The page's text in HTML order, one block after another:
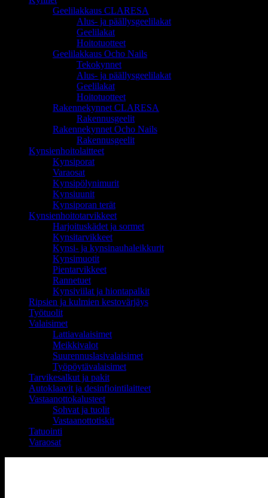
Geelilakkaus CLARESA
Alus- ja päällysgeelilakat
Geelilakat
Hoitotuotteet
Geelilakkaus Ocho Nails
Tekokynnet
Alus- ja päällysgeelilakat
Geelilakat
Hoitotuotteet
Rakennekynnet CLARESA
Rakennusgeelit
Rakennekynnet Ocho Nails
Rakennusgeelit
Kynsienhoitolaitteet
Kynsiporat
Varaosat
Kynsipölynimurit
Kynsiuunit
Kynsiporan terät
Kynsienhoitotarvikkeet
Harjoituskädet ja sormet
Kynsitarvikkeet
Kynsi- ja kynsinauhaleikkurit
Kynsimuotit
Pientarvikkeet
Rannetuet
Kynsiviilat ja hiontapalkit
Ripsien ja kulmien kestovärjäys
Työtuolit
Valaisimet
Lattiavalaisimet
Meikkivalot
Suurennuslasivalaisimet
Työpöytävalaisimet
Tarvikesalkut ja pakit
Autoklaavit ja desinfiointilaitteet
Vastaanottokalusteet
Sohvat ja tuolit
Vastaanottotiskit
Tatuointi
Varaosat